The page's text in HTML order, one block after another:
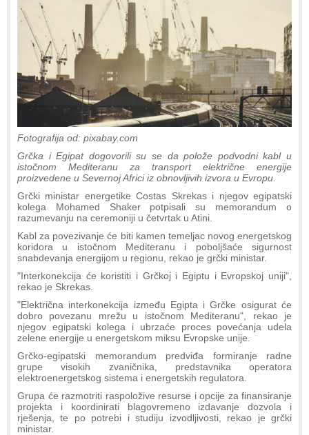
Fotografija od: pixabay.com
Grčka i Egipat dogovorili su se da polože podvodni kabl u
istočnom Mediteranu za transport električne energije
proizvedene u Severnoj Africi iz obnovljivih izvora u Evropu.
Grčki ministar energetike Costas Skrekas i njegov egipatski
kolega Mohamed Shaker potpisali su memorandum o
razumevanju na ceremoniji u četvrtak u Atini.
Kabl za povezivanje će biti kamen temeljac novog energetskog
koridora u istočnom Mediteranu i poboljšaće sigurnost
snabdevanja energijom u regionu, rekao je grčki ministar.
"Interkonekcija će koristiti i Grčkoj i Egiptu i Evropskoj uniji",
rekao je Skrekas.
"Električna interkonekcija između Egipta i Grčke osigurat će
dobro povezanu mrežu u istočnom Mediteranu", rekao je
njegov egipatski kolega i ubrzaće proces povećanja udela
zelene energije u energetskom miksu Evropske unije.
Grčko-egipatski memorandum predviđa formiranje radne
grupe visokih zvaničnika, predstavnika operatora
elektroenergetskog sistema i energetskih regulatora.
Grupa će razmotriti raspoložive resurse i opcije za finansiranje
projekta i koordinirati blagovremeno izdavanje dozvola i
rješenja, te po potrebi i studiju izvodljivosti, rekao je grčki
ministar.